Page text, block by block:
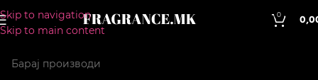
Skip to navigation
Skip to main content
0